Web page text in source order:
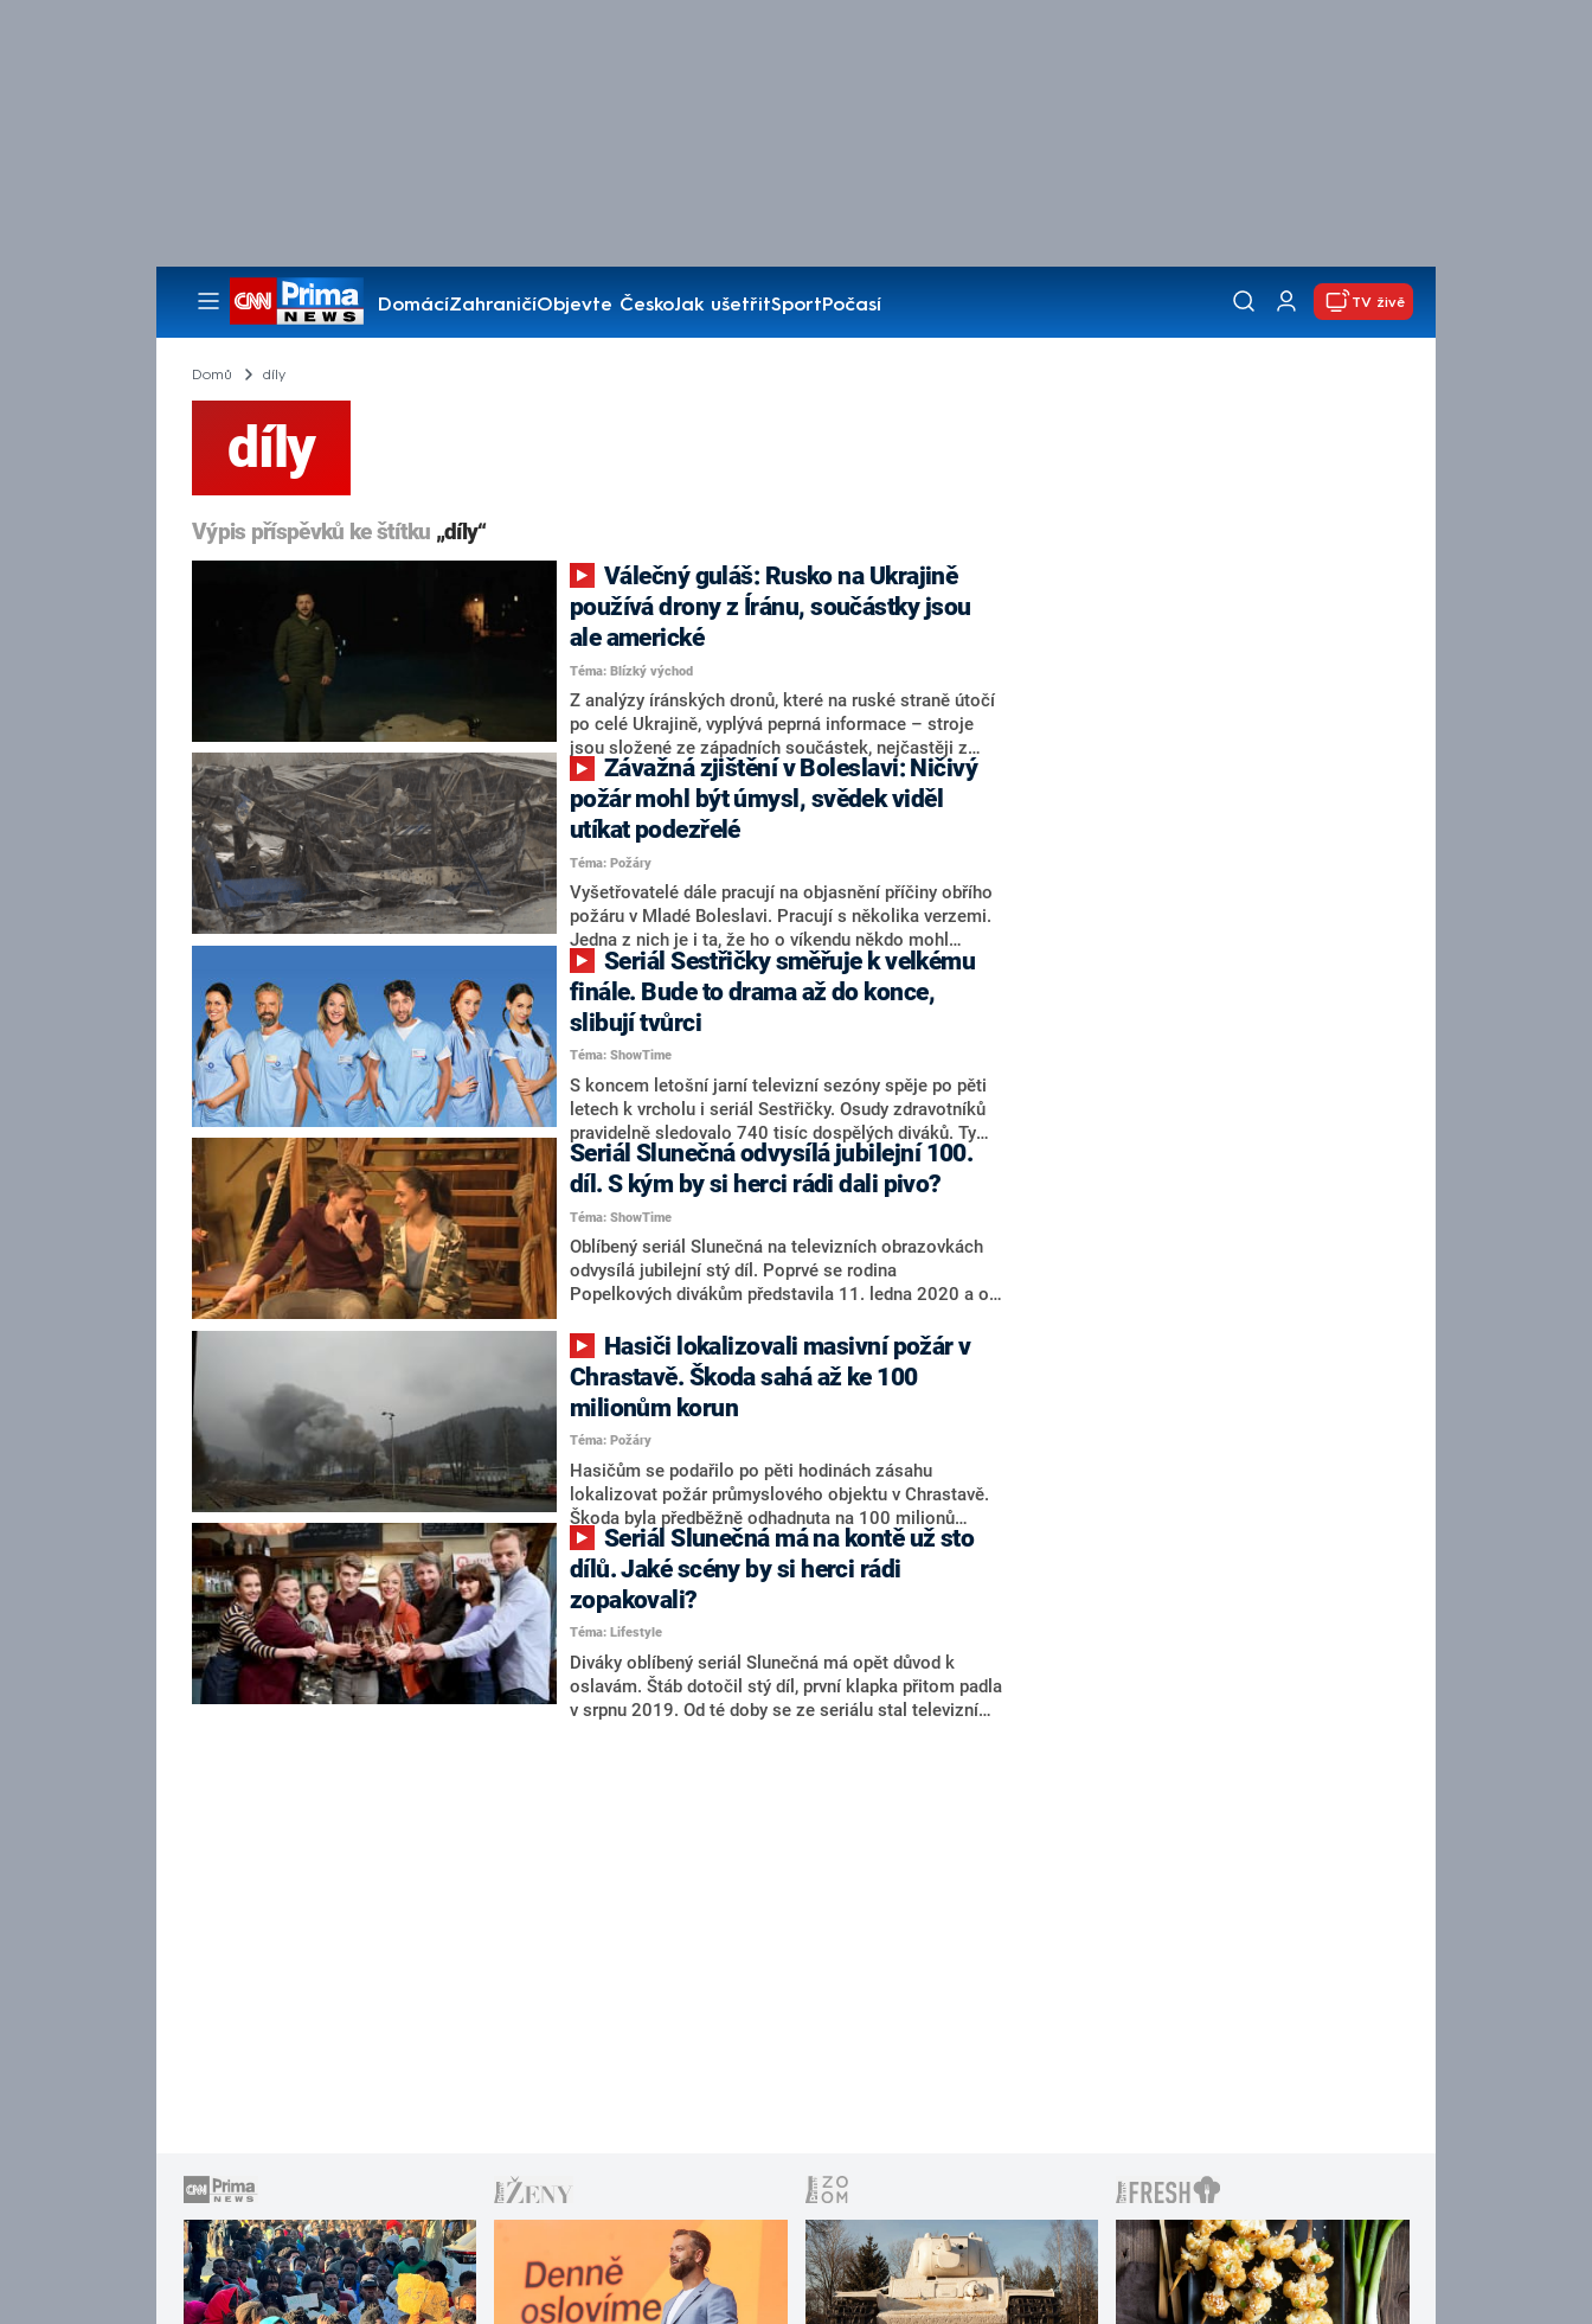
DomácíZahraničíObjevte ČeskoJak ušetřitSportPočasí
Pořady
TV živě
Domů díly
díly
Výpis příspěvků ke štítku „díly“
používá drony z Íránu, součástky jsou
ale americké
Téma: Blízký východ
Z analýzy íránských dronů, které na ruské straně útočí
po celé Ukrajině, vyplývá peprná informace – stroje
jsou složené ze západních součástek, nejčastěji z
těch z USA. Jak je to možné? Podle expertů se Íránu
do jisté míry daří obcházet sankce a kupovat díly na
černém trhu, mimoto země zjevně vyrábí drony z dílů,
které do země doputovaly už před několika lety.
požár mohl být úmysl, svědek viděl
utíkat podezřelé
Téma: Požáry
Vyšetřovatelé dále pracují na objasnění příčiny obřího
požáru v Mladé Boleslavi. Pracují s několika verzemi.
Jedna z nich je i ta, že ho o víkendu někdo mohl
založit úmyslně. Redakce CNN Prima NEWS také
hovořila s důležitým svědkem požáru.
finále. Bude to drama až do konce,
slibují tvůrci
Téma: ShowTime
S koncem letošní jarní televizní sezóny spěje po pěti
letech k vrcholu i seriál Sestřičky. Osudy zdravotníků
pravidelně sledovalo 740 tisíc dospělých diváků. Ty
nyní čeká posledních šest dílů, tvůrci ale slibují
romantiku i drama až do poslední minuty. Na
závěrečný díl se fanoušci mohou těšit ve středu 23.
června.
Seriál Slunečná odvysílá jubilejní 100.
díl. S kým by si herci rádi dali pivo?
Téma: ShowTime
Oblíbený seriál Slunečná na televizních obrazovkách
odvysílá jubilejní stý díl. Poprvé se rodina
Popelkových divákům představila 11. ledna 2020 a od
čtvrtek vrací v průměru 1,3 milionu diváků. Po
dotočení stého dílů se podával dort, chlebíčky, ale i
bublinky. Malou, ale rychle zorganizovanou oslavu
všichni uvítali.
Chrastavě. Škoda sahá až ke 100
milionům korun
Téma: Požáry
Hasičům se podařilo po pěti hodinách zásahu
lokalizovat požár průmyslového objektu v Chrastavě.
Škoda byla předběžně odhadnuta na 100 milionů
korun. Došlo k obnovení železničního provozu, zatím
však ve zpomaleném režimu.
dílů. Jaké scény by si herci rádi
zopakovali?
Téma: Lifestyle
Diváky oblíbený seriál Slunečná má opět důvod k
oslavám. Štáb dotočil stý díl, první klapka přitom padla
v srpnu 2019. Od té doby se ze seriálu stal televizní